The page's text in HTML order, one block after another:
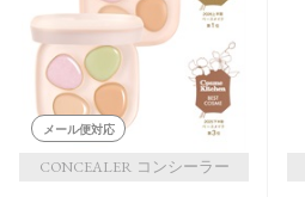
メール便対応
CONCEALER コンシーラー